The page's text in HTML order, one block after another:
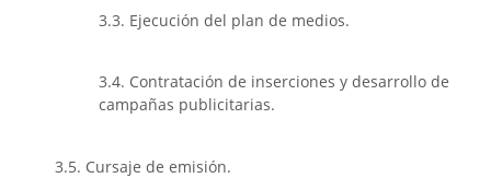
3.3. Ejecución del plan de medios.
3.4. Contratación de inserciones y desarrollo de
campañas publicitarias.
3.5. Cursaje de emisión.